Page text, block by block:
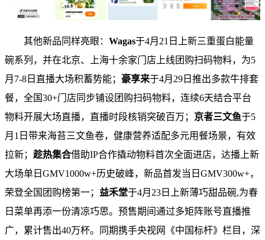
其他新品同样亮眼： Wagas于4月21日上新三重蛋白能量
碗系列，并在北京、上海十余家门店上线团购扫码物料，为5
月7-8日直播大场积蓄势能； 豪享来于4月29日推出多款牛排套
餐，全国30+门店同步铺设团购扫码物料，连续6天结合平台
物料开展大场直播，直播时段核销突破百万； 京者三文鱼于5
月1日带来海苔三文鱼卷，健康营养适配多元用餐场景，有效
拉新； 趁热集合借助IP合作撬动物料首次全面进店，达播上新
大场单日GMV1000w+历史破峰，新品首发当日GMV300w+，
荣登全国团购榜第一； 益禾堂于4月23日上新薄巧甜品碗,为春
日菜单再添一份清凉巧思。预售期间通过多矩阵账号直播推
广，累计售出40万杯。同期携手央视网《中国标杆》栏目，深